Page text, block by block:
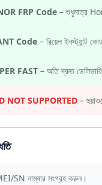
FRP Code – শুধুমাত্র
Code – রিয়েল ইনস্ট্যান্ট
FAST – অতি দ্রুত ডেলিভারি
NOT SUPPORTED –
SN নাম্বার সংগ্রহ করুন।